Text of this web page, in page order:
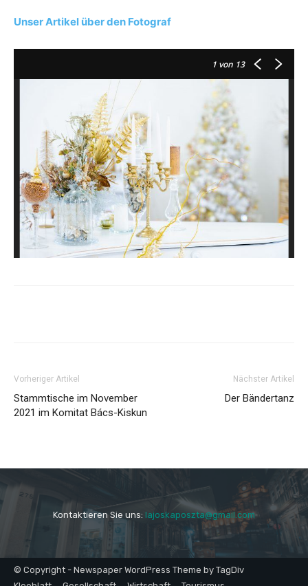
Unser Artikel über den Fotograf
1 von 13
Vorheriger Artikel
Stammtische im November
2021 im Komitat Bács-Kiskun
Nächster Artikel
Der Bändertanz
Kontaktieren Sie uns: lajoskaposzta@gmail.com
© Copyright - Newspaper WordPress Theme by TagDiv